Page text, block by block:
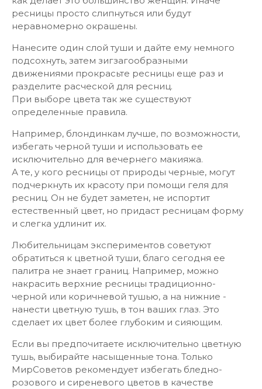
ресницы просто слипнуться или будут
неравномерно окрашены.
Нанесите один слой туши и дайте ему немного
подсохнуть, затем зигзагообразными
движениями прокрасьте ресницы еще раз и
разделите расческой для ресниц.
При выборе цвета так же существуют
определенные правила.
Например, блондинкам лучше, по возможности,
избегать черной туши и использовать ее
исключительно для вечернего макияжа.
А те, у кого ресницы от природы черные, могут
подчеркнуть их красоту при помощи геля для
ресниц. Он не будет заметен, не испортит
естественный цвет, но придаст ресницам форму
и слегка удлинит их.
Любительницам экспериментов советуют
обратиться к цветной туши, благо сегодня ее
палитра не знает границ. Например, можно
накрасить верхние ресницы традиционно-
черной или коричневой тушью, а на нижние -
нанести цветную тушь, в тон ваших глаз. Это
сделает их цвет более глубоким и сияющим.
Если вы предпочитаете исключительно цветную
тушь, выбирайте насыщенные тона. Только
МирСоветов рекомендует избегать бледно-
розового и сиреневого цветов в качестве